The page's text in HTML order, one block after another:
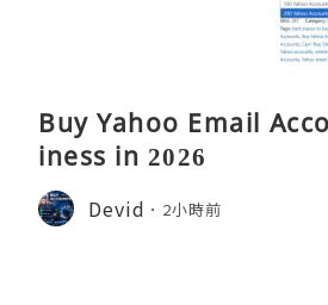
Buy Yahoo Email
iness in 2026
Devid 2小時前